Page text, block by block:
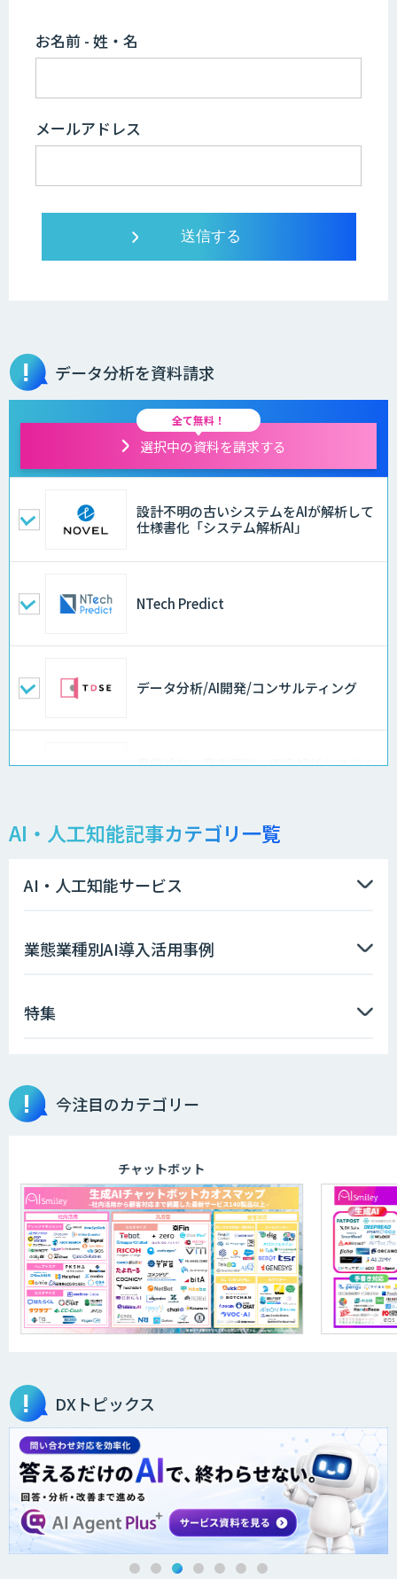
お名前 - 姓・名
メールアドレス
データ分析を資料請求
全て無料！
選択中の資料を請求する
設計不明の古いシステムをAIが解析して
仕様書化「システム解析AI」
NTech Predict
データ分析/AI開発/コンサルティング
異常検知・音声認識・画像解析システム
物品輸出から留学生・研究者のバックチ
AI価格調査ツールSmapra
埋もれた知見を再利用可能なデータ資産
に整備「KIBIT Libria」
異常検知AI
需要予測＋業務最適化AIシステム
『KISS』
QANT VoC
m2view
AI・人工知能記事カテゴリ一覧
AI・人工知能サービス
業態業種別AI導入活用事例
特集
今注目のカテゴリー
チャットボット
DXトピックス